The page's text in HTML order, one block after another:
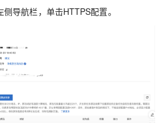
侧导航栏，单击HTTPS配置。